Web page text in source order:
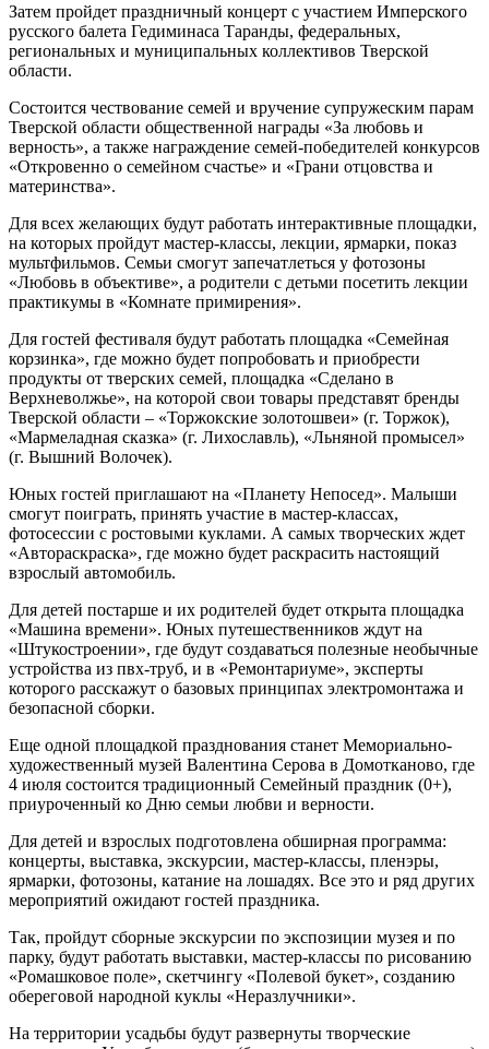
Затем пройдет праздничный концерт с участием Имперского
русского балета Гедиминаса Таранды, федеральных,
региональных и муниципальных коллективов Тверской
области.
Состоится чествование семей и вручение супружеским парам
Тверской области общественной награды «За любовь и
верность», а также награждение семей-победителей конкурсов
«Откровенно о семейном счастье» и «Грани отцовства и
материнства».
Для всех желающих будут работать интерактивные площадки,
на которых пройдут мастер-классы, лекции, ярмарки, показ
мультфильмов. Семьи смогут запечатлеться у фотозоны
«Любовь в объективе», а родители с детьми посетить лекции
практикумы в «Комнате примирения».
Для гостей фестиваля будут работать площадка «Семейная
корзинка», где можно будет попробовать и приобрести
продукты от тверских семей, площадка «Сделано в
Верхневолжье», на которой свои товары представят бренды
Тверской области – «Торжокские золотошвеи» (г. Торжок),
«Мармеладная сказка» (г. Лихославль), «Льняной промысел»
(г. Вышний Волочек).
Юных гостей приглашают на «Планету Непосед». Малыши
смогут поиграть, принять участие в мастер-классах,
фотосессии с ростовыми куклами. А самых творческих ждет
«Автораскраска», где можно будет раскрасить настоящий
взрослый автомобиль.
Для детей постарше и их родителей будет открыта площадка
«Машина времени». Юных путешественников ждут на
«Штукостроении», где будут создаваться полезные необычные
устройства из пвх-труб, и в «Ремонтариуме», эксперты
которого расскажут о базовых принципах электромонтажа и
безопасной сборки.
Еще одной площадкой празднования станет Мемориально-
художественный музей Валентина Серова в Домотканово, где
4 июля состоится традиционный Семейный праздник (0+),
приуроченный ко Дню семьи любви и верности.
Для детей и взрослых подготовлена обширная программа:
концерты, выставка, экскурсии, мастер-классы, пленэры,
ярмарки, фотозоны, катание на лошадях. Все это и ряд других
мероприятий ожидают гостей праздника.
Так, пройдут сборные экскурсии по экспозиции музея и по
парку, будут работать выставки, мастер-классы по рисованию
«Ромашковое поле», скетчингу «Полевой букет», созданию
обереговой народной куклы «Неразлучники».
На территории усадьбы будут развернуты творческие